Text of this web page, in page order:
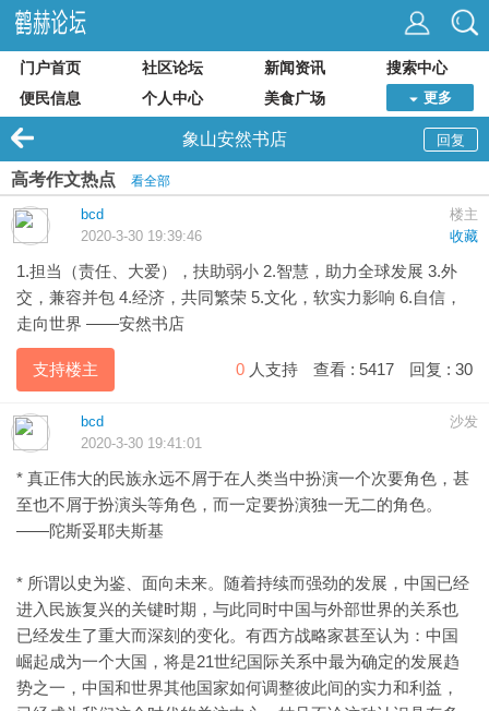
门户首页 社区论坛 新闻资讯
搜索中心
便民信息
个人中心 美食广场 更多
回复
象山安然书店
高考作文热点 看全部
楼主
bcd
收藏
2020-3-30 19:39:46
1.担当（责任、大爱），扶助弱小 2.智慧，助力全球发展 3.外
交，兼容并包 4.经济，共同繁荣 5.文化，软实力影响 6.自信，
走向世界 ——安然书店
支持楼主 0 人支持 查看 : 5417 回复 : 30
沙发
bcd
2020-3-30 19:41:01
* 真正伟大的民族永远不屑于在人类当中扮演一个次要角色，甚
至也不屑于扮演头等角色，而一定要扮演独一无二的角色。
——陀斯妥耶夫斯基
* 所谓以史为鉴、面向未来。随着持续而强劲的发展，中国已经
进入民族复兴的关键时期，与此同时中国与外部世界的关系也
已经发生了重大而深刻的变化。有西方战略家甚至认为：中国
崛起成为一个大国，将是21世纪国际关系中最为确定的发展趋
势之一，中国和世界其他国家如何调整彼此间的实力和利益，